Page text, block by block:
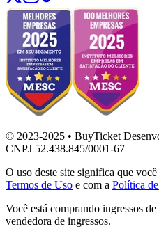
© 2023-2025 • BuyTicket
CNPJ 52.438.845/0001-67
O uso deste site significa que
Termos de Uso e com a Política
Você está comprando ingressos
vendedora de ingressos.